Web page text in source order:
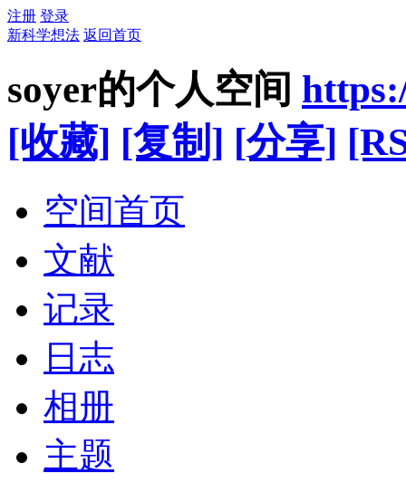
注册 登录
新科学想法 返回首页
soyer的个人空间
[收藏] [复制] [分享]
空间首页
文献
记录
日志
相册
主题